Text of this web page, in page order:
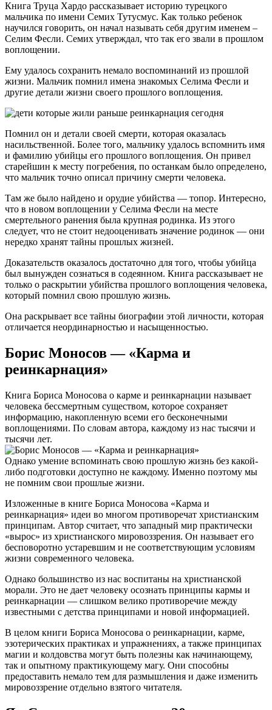
Книга Труца Хардо рассказывает историю турецкого
мальчика по имени Семих Тутусмус. Как только ребенок
научился говорить, он начал называть себя другим именем –
Селим Фесли. Семих утверждал, что так его звали в прошлом
воплощении.
Ему удалось сохранить немало воспоминаний из прошлой
жизни. Мальчик помнил имена знакомых Селима Фесли и
другие детали жизни своего прошлого воплощения.
Помнил он и детали своей смерти, которая оказалась
насильственной. Более того, мальчику удалось вспомнить имя
и фамилию убийцы его прошлого воплощения. Он привел
старейшин к месту погребения, по останкам было определено,
что мальчик точно описал причину смерти человека.
Там же было найдено и орудие убийства — топор. Интересно,
что в новом воплощении у Селима Фесли на месте
смертельного ранения была крупная родинка. Из этого
следует, что не стоит недооценивать значение родинок — они
нередко хранят тайны прошлых жизней.
Доказательств оказалось достаточно для того, чтобы убийца
был вынужден сознаться в содеянном. Книга рассказывает не
только о раскрытии убийства прошлого воплощения человека,
который помнил свою прошлую жизнь.
Она раскрывает все тайны биографии этой личности, которая
отличается неординарностью и насыщенностью.
Борис Моносов — «Карма и
реинкарнация»
Книга Бориса Моносова о карме и реинкарнации называет
человека бессмертным существом, которое сохраняет
информацию, накопленную всеми его бесконечными
воплощениями. По словам автора, каждому из нас тысячи и
тысячи лет.
Однако умение вспоминать свою прошлую жизнь без какой-
либо подготовки доступно не каждому. Именно поэтому мы
не помним свои прошлые жизни.
Изложенные в книге Бориса Моносова «Карма и
реинкарнация» идеи во многом противоречат христианским
принципам. Автор считает, что западный мир практически
«вырос» из христианского мировоззрения. Он называет его
бесповоротно устаревшим и не соответствующим условиям
жизни современного человека.
Однако большинство из нас воспитаны на христианской
морали. Это не дает человеку осознать принципы кармы и
реинкарнации — слишком велико противоречие между
известными с детства принципами и новой информацией.
В целом книги Бориса Моносова о реинкарнации, карме,
эзотерических практиках и упражнениях, а также принципах
магии и колдовства могут быть полезны как начинающему,
так и опытному практикующему магу. Они способны
предоставить немало тем для размышления и даже изменить
мировоззрение отдельно взятого читателя.